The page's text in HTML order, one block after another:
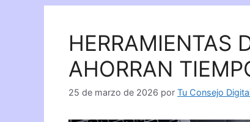
HERRAMIENTAS
AHORRAN
25 de marzo de 2026 por Tu Consejo